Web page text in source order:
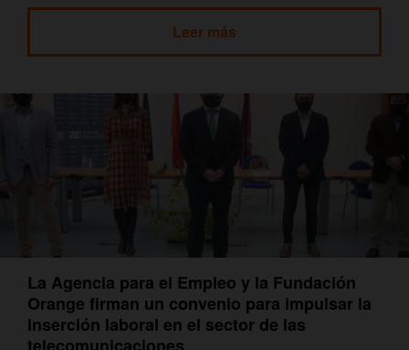
Leer más
La Agencia para el Empleo y la Fundación
Orange firman un convenio para impulsar la
inserción laboral en el sector de las